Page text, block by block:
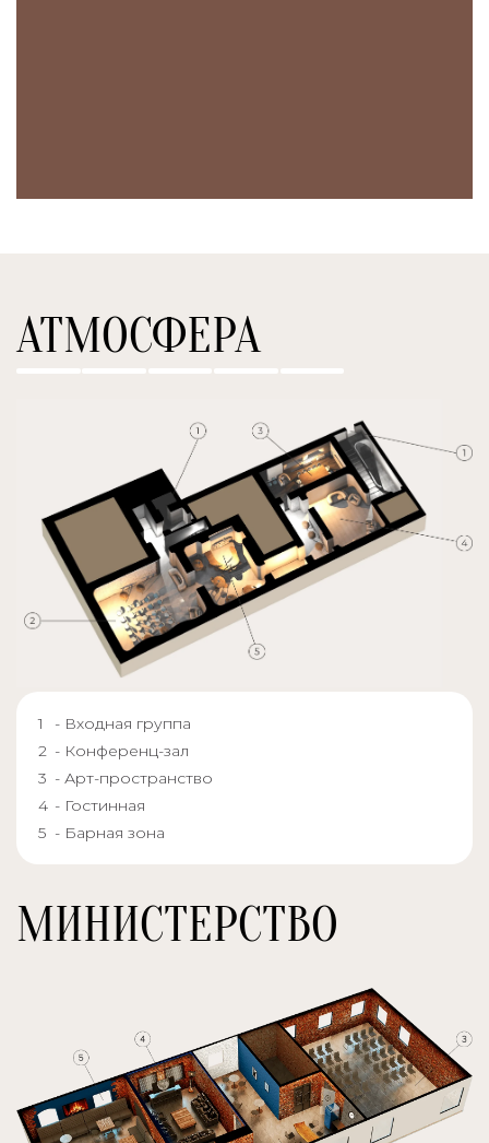
АТМОСФЕРА
- Входная группа
- Конференц-зал
- Арт-пространство
- Гостинная
- Барная зона
МИНИСТЕРСТВО